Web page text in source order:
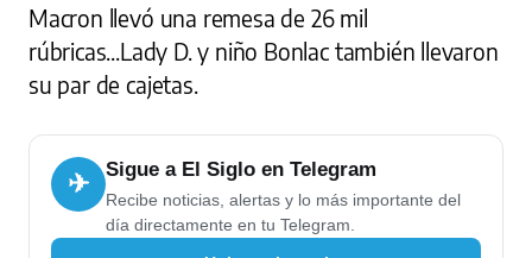
Macron llevó una remesa de 26 mil
rúbricas...Lady D. y niño Bonlac también llevaron
su par de cajetas.
✈ Sigue a El Siglo en Telegram
Recibe noticias, alertas y lo más importante del
día directamente en tu Telegram.